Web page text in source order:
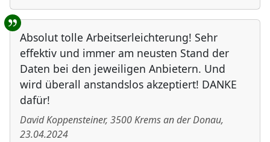
Absolut tolle Arbeitserleichterung! Sehr
effektiv und immer am neusten Stand der
Daten bei den jeweiligen Anbietern. Und
wird überall anstandslos akzeptiert! DANKE
dafür!
David Koppensteiner, 3500Krems an der Donau,
23.04.2024